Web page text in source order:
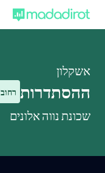
אשקלון
ההסתדרות רחוב
שכונת נווה אלונים